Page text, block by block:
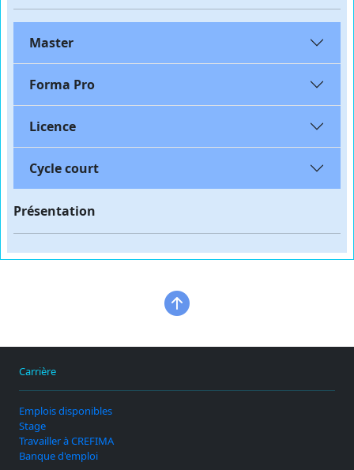
Master
Forma Pro
Licence
Cycle court
Présentation
Carrière
Emplois disponibles
Stage
Travailler à CREFIMA
Banque d'emploi